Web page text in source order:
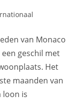
van Monaco
geschil met
Het
maanden van
loon is